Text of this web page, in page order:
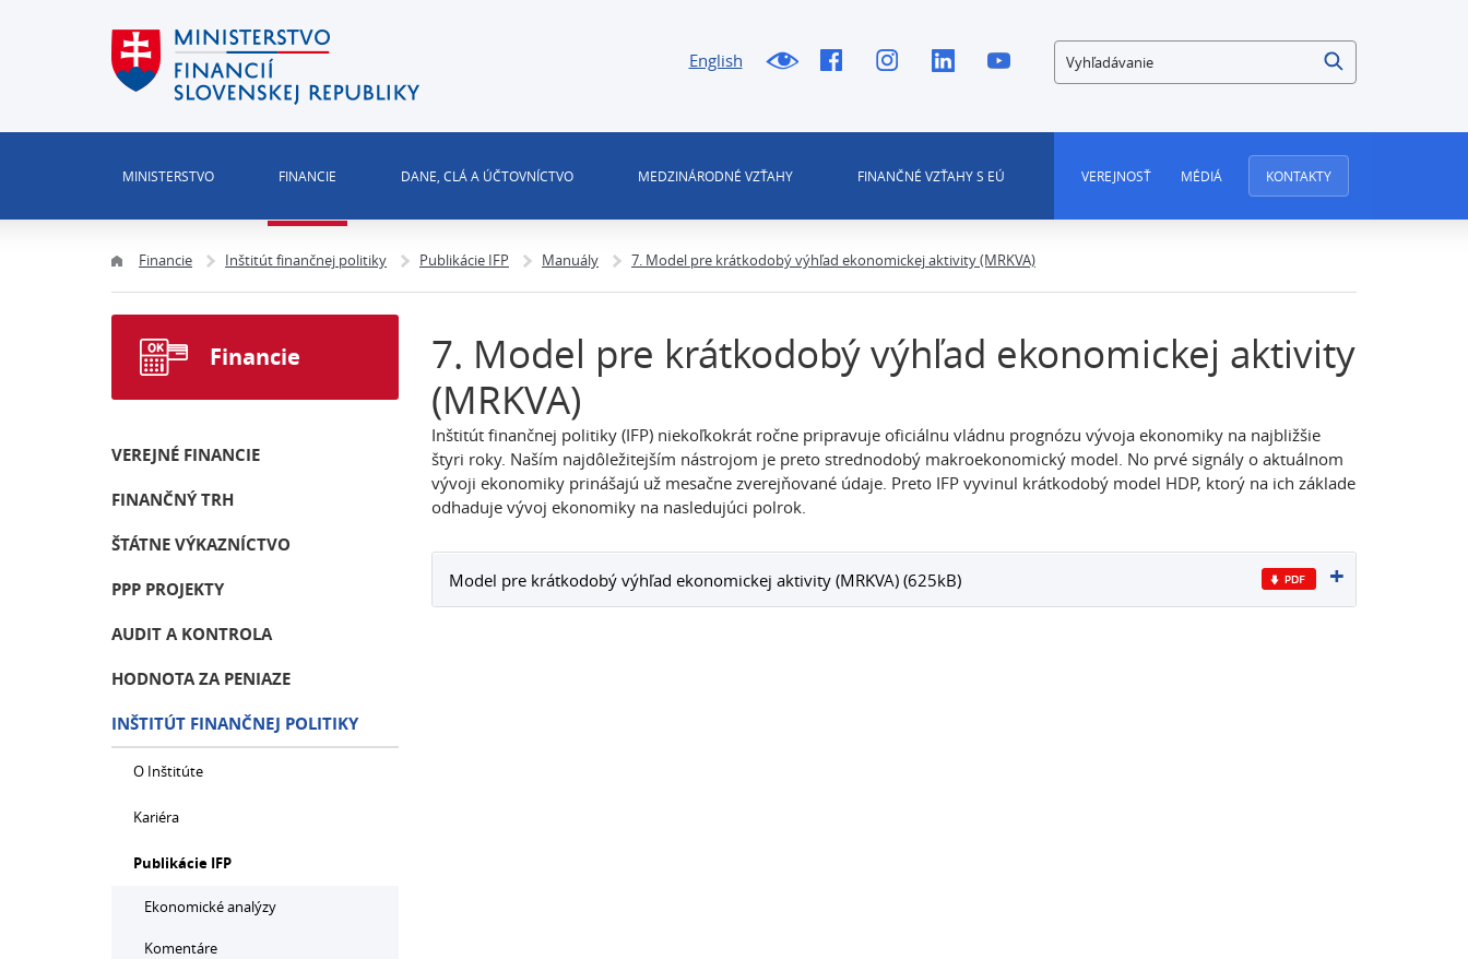
English Vyhľadávanie
MINISTERSTVO FINANCIE DANE, CLÁ A ÚČTOVNÍCTVO MEDZINÁRODNÉ VZŤAHY FINANČNÉ VZŤAHY S EÚ VEREJNOSŤ MÉDIÁ KONTAKTY
Financie Inštitút finančnej politiky Publikácie IFP Manuály 7. Model pre krátkodobý výhľad ekonomickej aktivity (MRKVA)
7. Model pre krátkodobý výhľad ekonomickej aktivity
(MRKVA)
Inštitút finančnej politiky (IFP) niekoľkokrát ročne pripravuje oficiálnu vládnu prognózu vývoja ekonomiky na najbližšie
štyri roky. Naším najdôležitejším nástrojom je preto strednodobý makroekonomický model. No prvé signály o aktuálnom
vývoji ekonomiky prinášajú už mesačne zverejňované údaje. Preto IFP vyvinul krátkodobý model HDP, ktorý na ich základe
odhaduje vývoj ekonomiky na nasledujúci polrok.
Model pre krátkodobý výhľad ekonomickej aktivity (MRKVA) (625kB)
Financie
VEREJNÉ FINANCIE
FINANČNÝ TRH
ŠTÁTNE VÝKAZNÍCTVO
PPP PROJEKTY
AUDIT A KONTROLA
HODNOTA ZA PENIAZE
INŠTITÚT FINANČNEJ POLITIKY
O Inštitúte
Kariéra
Publikácie IFP
Ekonomické analýzy
Komentáre